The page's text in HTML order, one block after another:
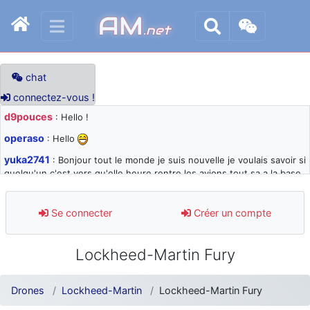
AM.net
chat
connectez-vous !
d9pouces : Hello !
operaso : Hello
yuka2741 : Bonjour tout le monde je suis nouvelle je voulais savoir si
quelqu'un c'est vers qu'elle heure rentre les avions tout sa a la base
d9pouces: désolé pour les quelques blocages du site ces derniers
jours : je teste des méthodes contre le spam et les bots trop nocifs
: Super, la nouvelle bannière
d9pouces
: je suis un avion@,._,+ > lesquels ? je ne suis pas sûr de
comprendre
Se connecter Créer un compte
Lockheed-Martin Fury
Drones Lockheed-Martin Lockheed-Martin Fury